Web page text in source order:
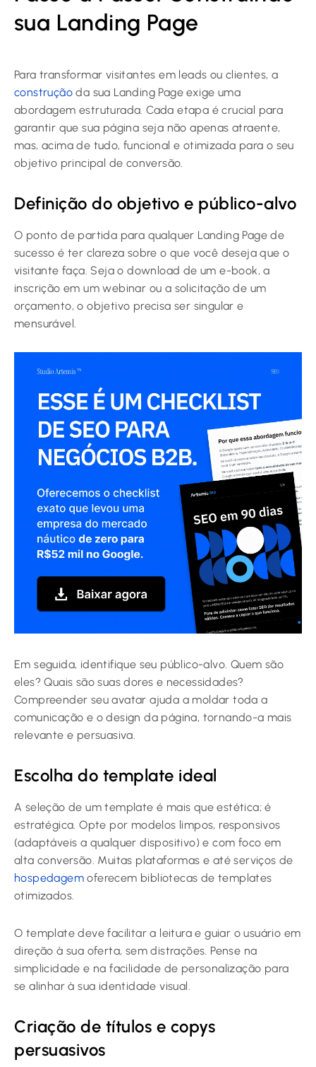
sua Landing Page
Para transformar visitantes em leads ou clientes, a
construção da sua Landing Page exige uma
abordagem estruturada. Cada etapa é crucial para
garantir que sua página seja não apenas atraente,
mas, acima de tudo, funcional e otimizada para o seu
objetivo principal de conversão.
Definição do objetivo e público-alvo
O ponto de partida para qualquer Landing Page de
sucesso é ter clareza sobre o que você deseja que o
visitante faça. Seja o download de um e-book, a
inscrição em um webinar ou a solicitação de um
orçamento, o objetivo precisa ser singular e
mensurável.
Em seguida, identifique seu público-alvo. Quem são
eles? Quais são suas dores e necessidades?
Compreender seu avatar ajuda a moldar toda a
comunicação e o design da página, tornando-a mais
relevante e persuasiva.
Escolha do template ideal
A seleção de um template é mais que estética; é
estratégica. Opte por modelos limpos, responsivos
(adaptáveis a qualquer dispositivo) e com foco em
alta conversão. Muitas plataformas e até serviços de
hospedagem oferecem bibliotecas de templates
otimizados.
O template deve facilitar a leitura e guiar o usuário em
direção à sua oferta, sem distrações. Pense na
simplicidade e na facilidade de personalização para
se alinhar à sua identidade visual.
Criação de títulos e copys
persuasivos